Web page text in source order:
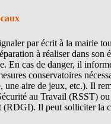
par écrit à la mairie
à réaliser dans son
En cas de danger, il
conservatoires
une aire de jeux, etc.). Il
au Travail (RSST)
(RDGI). Il peut solliciter la